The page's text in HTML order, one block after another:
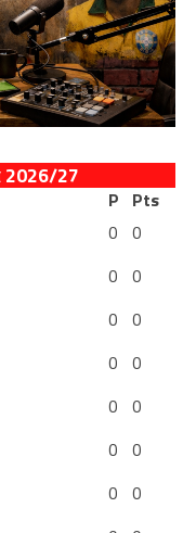
27
P Pts
0 0
0 0
0 0
0 0
0 0
0 0
0 0